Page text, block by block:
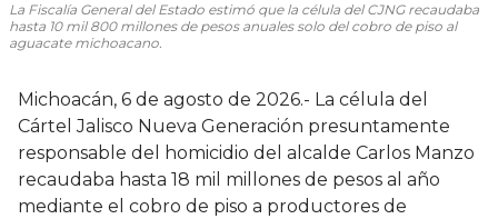
La Fiscalía General del Estado estimó que la célula del CJNG recaudaba
hasta 10 mil 800 millones de pesos anuales solo del cobro de piso al
aguacate michoacano.
Michoacán, 6 de agosto de 2026.- La célula del
Cártel Jalisco Nueva Generación presuntamente
responsable del homicidio del alcalde Carlos Manzo
recaudaba hasta 18 mil millones de pesos al año
mediante el cobro de piso a productores de